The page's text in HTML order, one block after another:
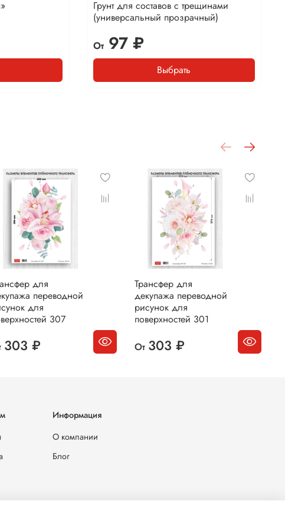
Грунт для составов с трещинами
(универсальный прозрачный)
От97 ₽
Выбрать
для
переводной
для
307
303 ₽
Трансфер для
декупажа переводной
рисунок для
поверхностей 301
От 303 ₽
Информация
О компании
Блог